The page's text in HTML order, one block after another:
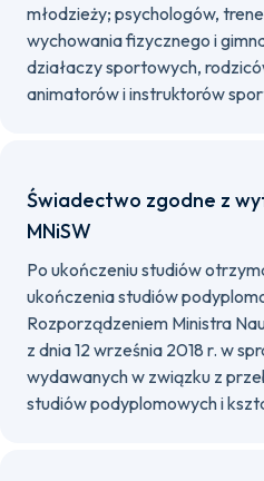
młodzieży; psychologów,
wychowania fizycznego i
działaczy sportowych,
animatorów i instruktorów
Świadectwo zgodne z
MNiSW
Po ukończeniu studiów
ukończenia studiów
Rozporządzeniem Ministra
z dnia 12 września 2018 r. w
wydawanych w związku z
studiów podyplomowych i